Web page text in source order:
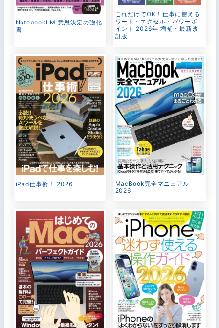
NotebookLM 意思決定の強化
書
これだけでOK！仕事に使える
ワード・エクセル・パワーポ
イント 2026年 増補・最新改
訂版
iPad仕事術！ 2026
MacBook完全マニュアル
2026